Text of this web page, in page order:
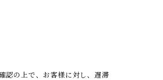
認の上で、お客様に対し、遅滞